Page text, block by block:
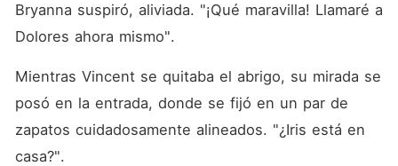
Bryanna suspiró, aliviada. "¡Qué maravilla! Llamaré a
Dolores ahora mismo".
Mientras Vincent se quitaba el abrigo, su mirada se
posó en la entrada, donde se fijó en un par de
zapatos cuidadosamente alineados. "¿Iris está en
casa?".